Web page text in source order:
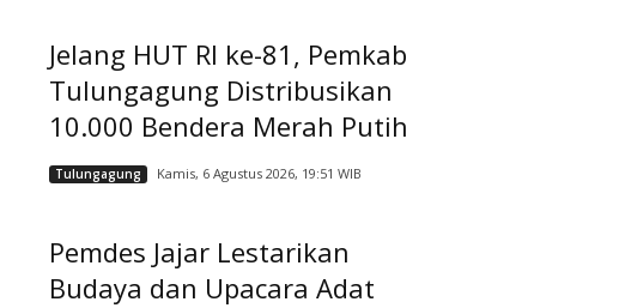
Jelang HUT RI ke-81, Pemkab
Tulungagung Distribusikan
10.000 Bendera Merah Putih
Tulungagung Kamis, 6 Agustus 2026, 19:51 WIB
Pemdes Jajar Lestarikan
Budaya dan Upacara Adat